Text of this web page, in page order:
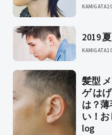
KAMIGATA
2019
KAMIGATA1
髪型
ゲ は
は？
い！
log